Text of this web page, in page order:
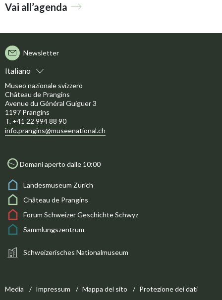
Vai all’agenda
Italiano
Newsletter
Museo nazionale svizzero
Château de Prangins
Avenue du Général Guiguer 3
1197 Prangins
T. +41 22 994 88 90
info.prangins@museenational.ch
Domani aperto dalle 10:00
Landesmuseum Zürich
Château de Prangins
Forum Schweizer Geschichte Schwyz
Sammlungszentrum
Schweizerisches Nationalmuseum
Media Impressum Mappa del sito Protezione dei dati